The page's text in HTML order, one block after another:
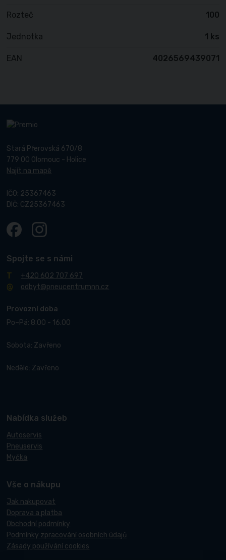
Rozteč 100
Jednotka 1 ks
EAN 4026569439071
Stará Přerovská 670/8
779 00 Olomouc - Holice
Najít na mapě
IČO: 25367463
DIČ: CZ25367463
Spojte se s námi
+420 602 707 697
odbyt@pneucentrumnn.cz
Provozní doba
Po–Pá: 8.00 - 16.00
Sobota: Zavřeno
Neděle: Zavřeno
Nabídka služeb
Autoservis
Pneuservis
Myčka
Vše o nákupu
Jak nakupovat
Doprava a platba
Obchodní podmínky
Podmínky zpracování osobních údajů
Zásady používání cookies